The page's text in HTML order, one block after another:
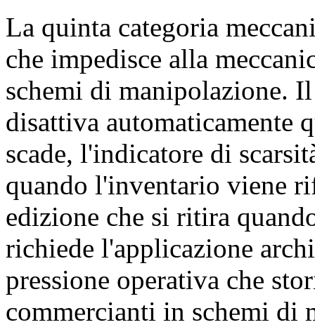
La quinta categoria
che impedisce alla
schemi di manipolazione.
disattiva automaticamente
scade, l'indicatore di
quando l'inventario viene
edizione che si ritira
richiede l'applicazione
pressione operativa che
commercianti in schemi di